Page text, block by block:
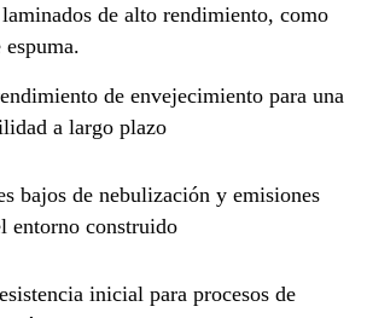
de alto rendimiento, como
de envejecimiento para una
a largo plazo
bajos de nebulización y emisiones
entorno construido
inicial para procesos de